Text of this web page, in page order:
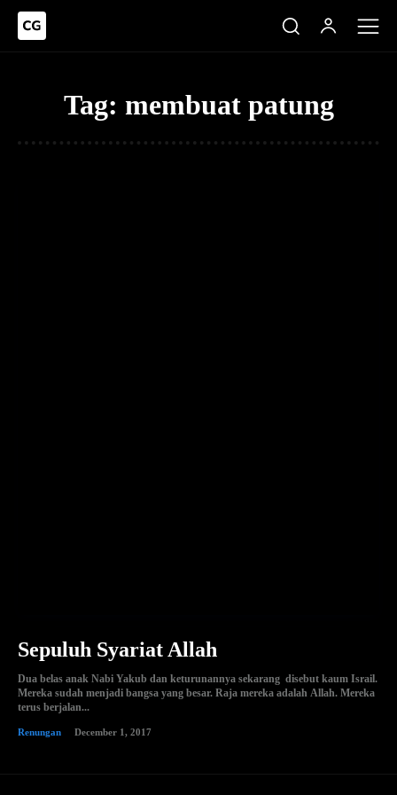
Tag: membuat patung
Sepuluh Syariat Allah
Dua belas anak Nabi Yakub dan keturunannya sekarang disebut kaum Israil.
Mereka sudah menjadi bangsa yang besar. Raja mereka adalah Allah. Mereka
terus berjalan...
Renungan December 1, 2017